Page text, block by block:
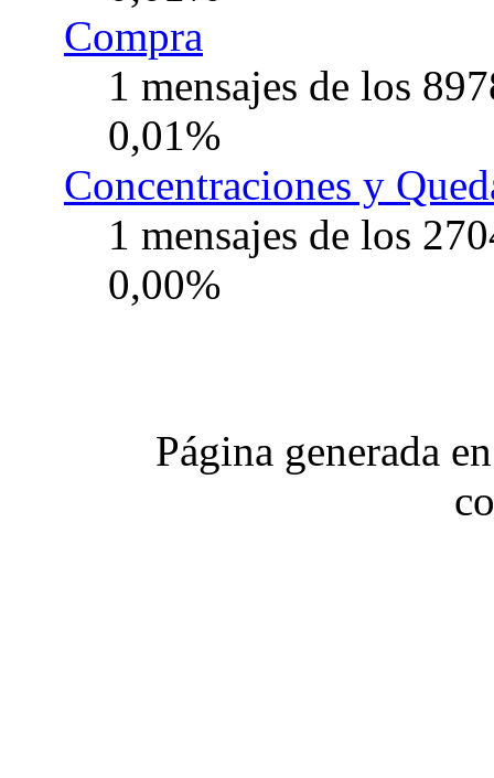
Compra
1 mensajes de los
0,01%
Concentraciones y
1 mensajes de los
0,00%
Página generada